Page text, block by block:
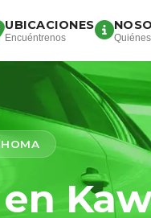
UBICACIONES
Encuéntrenos